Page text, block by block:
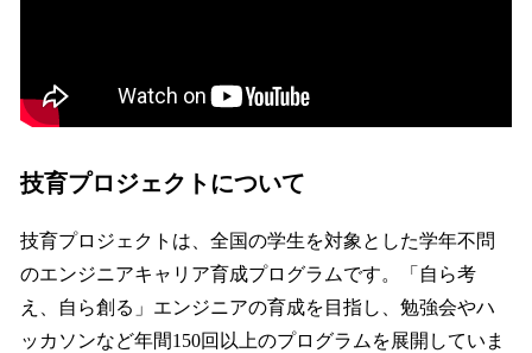
技育プロジェクトについて
技育プロジェクトは、全国の学生を対象とした学年不問
のエンジニアキャリア育成プログラムです。「自ら考
え、自ら創る」エンジニアの育成を目指し、勉強会やハ
ッカソンなど年間150回以上のプログラムを展開していま